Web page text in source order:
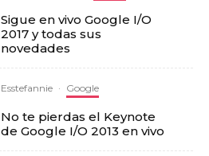
Sigue en vivo Google I/O
2017 y todas sus
novedades
Esstefannie · Google
No te pierdas el Keynote
de Google I/O 2013 en vivo